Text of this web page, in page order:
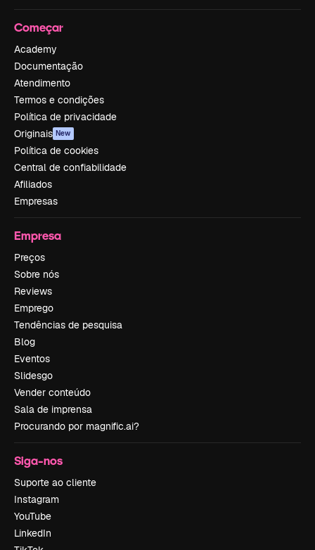
Começar
Academy
Documentação
Atendimento
Termos e condições
Política de privacidade
Originais New
Política de cookies
Central de confiabilidade
Afiliados
Empresas
Empresa
Preços
Sobre nós
Reviews
Emprego
Tendências de pesquisa
Blog
Eventos
Slidesgo
Vender conteúdo
Sala de imprensa
Procurando por magnific.ai?
Siga-nos
Suporte ao cliente
Instagram
YouTube
LinkedIn